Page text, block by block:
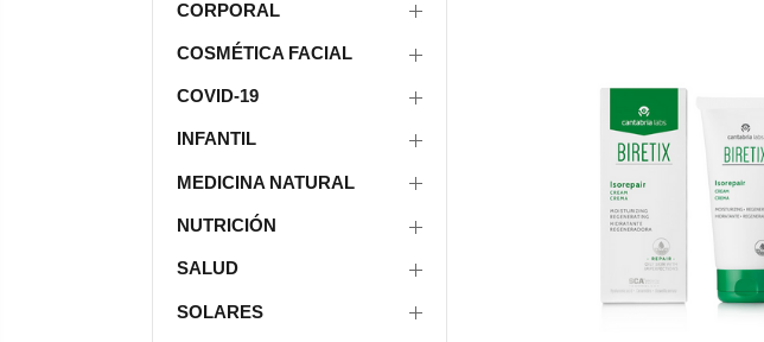
CORPORAL
COSMÉTICA FACIAL
COVID-19
INFANTIL
MEDICINA NATURAL
NUTRICIÓN
SALUD
SOLARES